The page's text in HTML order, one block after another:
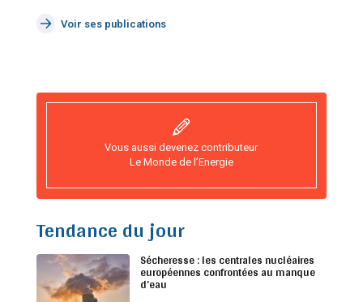
Voir ses publications
Vous aussi devenez contributeur
Le Monde de l’Energie
Tendance du jour
Sécheresse : les centrales nucléaires
européennes confrontées au manque
d’eau